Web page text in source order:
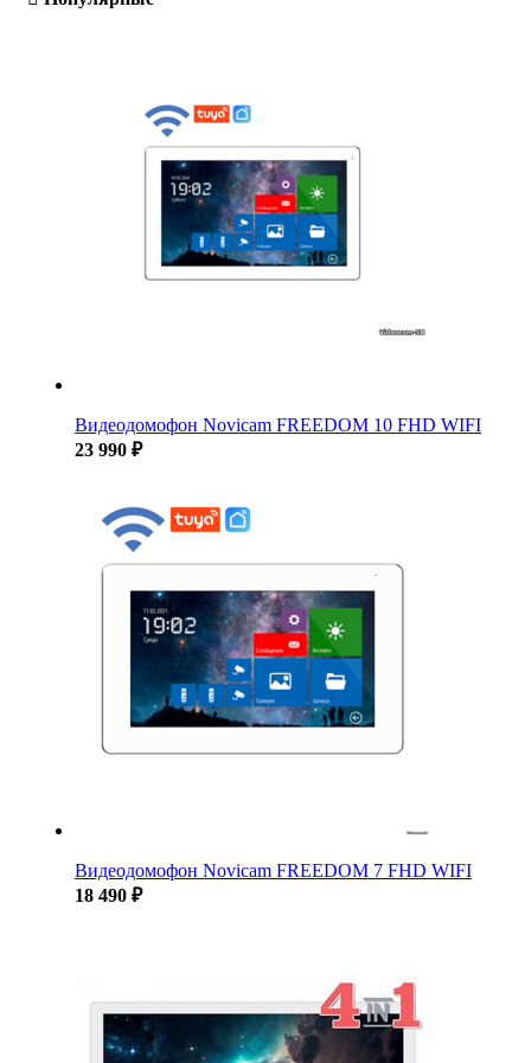
Видеодомофон Novicam FREEDOM 10 FHD WIFI
23 990 ₽
Видеодомофон Novicam FREEDOM 7 FHD WIFI
18 490 ₽